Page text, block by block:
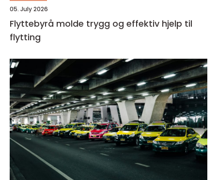
05. July 2026
Flyttebyrå molde trygg og effektiv hjelp til
flytting